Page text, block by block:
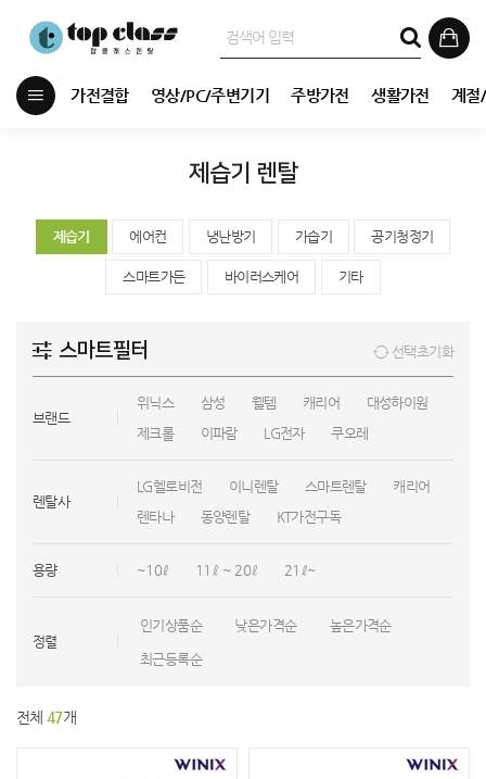
가전결합 영상/PC/주변기기 주방가전 생활가전 계절
제습기 렌탈
제습기 에어컨 냉난방기 가습기 공기청정기
스마트가든 바이러스케어 기타
스마트필터 선택초기화
브랜드
위닉스 삼성 웰템 캐리어
대성하이원
제크롤
이파람 LG전자 쿠오레
렌탈사
LG헬로비전 이니렌탈 스마트렌탈
캐리어
렌타나
동양렌탈 KT가전구독
용량 ~10ℓ 11ℓ ~ 20ℓ 21ℓ~
정렬
인기상품순 낮은가격순 높은가격순
최근등록순
전체 47개